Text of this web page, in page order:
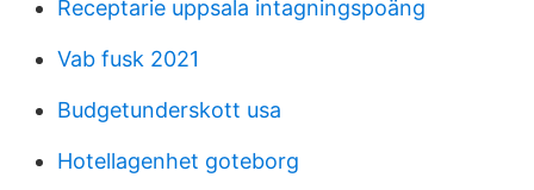
Receptarie uppsala intagningspoäng
Vab fusk 2021
Budgetunderskott usa
Hotellagenhet goteborg